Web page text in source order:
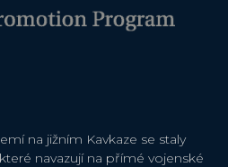
na jižním Kavkaze se staly
navazují na přímé vojenské